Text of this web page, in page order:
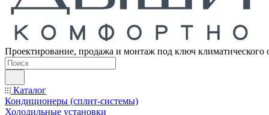
Проектирование, продажа и монтаж под ключ климатического
Каталог
Кондиционеры (сплит-системы)
Холодильные установки